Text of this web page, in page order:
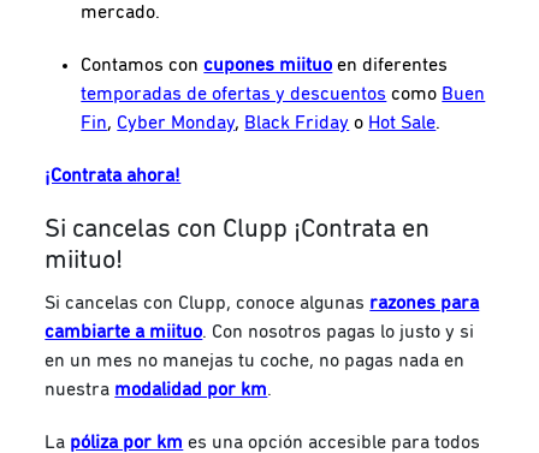
mercado.
Contamos con cupones miituo en diferentes
temporadas de ofertas y descuentos como Buen
Fin, Cyber Monday, Black Friday o Hot Sale.
¡Contrata ahora!
Si cancelas con Clupp ¡Contrata en
miituo!
Si cancelas con Clupp, conoce algunas razones para
cambiarte a miituo. Con nosotros pagas lo justo y si
en un mes no manejas tu coche, no pagas nada en
nuestra modalidad por km.
La póliza por km es una opción accesible para todos